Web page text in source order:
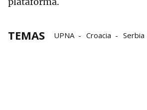
TEMAS UPNA Croacia Serbia